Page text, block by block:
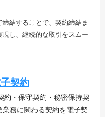
結することで、契約締結ま
し、継続的な取引をスムー
契約
約・保守契約・秘密保持契
業務に関わる契約を電子契